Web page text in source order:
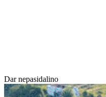
Dar nepasidalino